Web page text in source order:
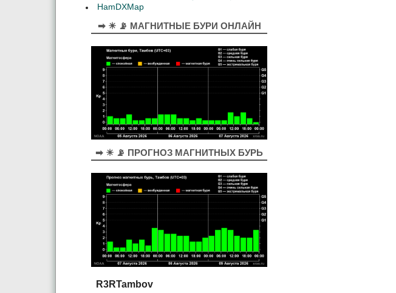
HamDXMap
➡ ☀ 📡 МАГНИТНЫЕ БУРИ ОНЛАЙН
➡ ☀ 📡 ПРОГНОЗ МАГНИТНЫХ БУРЬ
R3RTambov